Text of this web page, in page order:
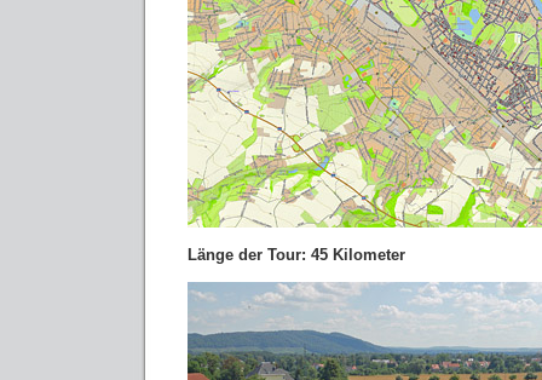
Länge der Tour: 45 Kilometer